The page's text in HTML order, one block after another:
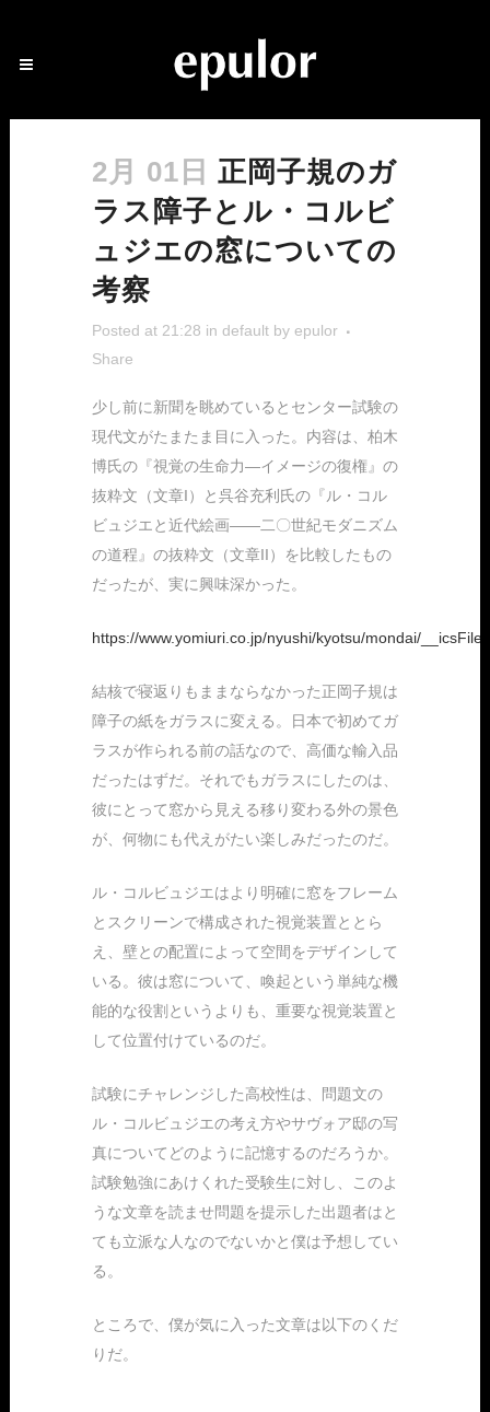
2月 01日 正岡子規のガ
ラス障子とル・コルビ
ュジエの窓についての
考察
Posted at 21:28 in default by epulor
Share
少し前に新聞を眺めているとセンター試験の
現代文がたまたま目に入った。内容は、柏木
博氏の『視覚の生命力―イメージの復権』の
抜粋文（文章I）と呉谷充利氏の『ル・コル
ビュジエと近代絵画――二〇世紀モダニズム
の道程』の抜粋文（文章II）を比較したもの
だったが、実に興味深かった。
https://www.yomiuri.co.jp/nyushi/kyotsu/mondai/
結核で寝返りもままならなかった正岡子規は
障子の紙をガラスに変える。日本で初めてガ
ラスが作られる前の話なので、高価な輸入品
だったはずだ。それでもガラスにしたのは、
彼にとって窓から見える移り変わる外の景色
が、何物にも代えがたい楽しみだったのだ。
ル・コルビュジエはより明確に窓をフレーム
とスクリーンで構成された視覚装置ととら
え、壁との配置によって空間をデザインして
いる。彼は窓について、喚起という単純な機
能的な役割というよりも、重要な視覚装置と
して位置付けているのだ。
試験にチャレンジした高校性は、問題文の
ル・コルビュジエの考え方やサヴォア邸の写
真についてどのように記憶するのだろうか。
試験勉強にあけくれた受験生に対し、このよ
うな文章を読ませ問題を提示した出題者はと
ても立派な人なのでないかと僕は予想してい
る。
ところで、僕が気に入った文章は以下のくだ
りだ。